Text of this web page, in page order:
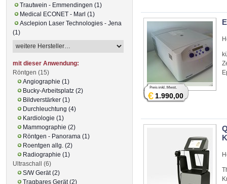
€1.990,00
Trautwein - Emmendingen (1)
Medical ECONET - Marl (1)
Asclepion Laser Technologies - Jena
(1)
mit dieser Anwendung:
Röntgen (15)
Angiographie (1)
Bucky-Arbeitsplatz (2)
Bildverstärker (1)
Durchleuchtung (4)
Kardiologie (1)
Mammographie (2)
Röntgen - Panorama (1)
Roentgen allg. (2)
Radiographie (1)
Ultraschall (6)
S/W Gerät (2)
Tragbares Gerät (2)